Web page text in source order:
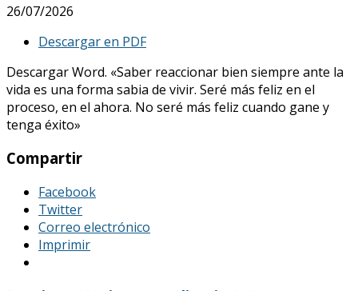
26/07/2026
Descargar en PDF
Descargar Word. «Saber reaccionar bien siempre ante la
vida es una forma sabia de vivir. Seré más feliz en el
proceso, en el ahora. No seré más feliz cuando gane y
tenga éxito»
Compartir
Facebook
Twitter
Correo electrónico
Imprimir